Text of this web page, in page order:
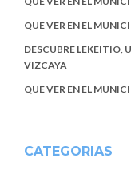
QUE VER EN EL
DESCUBRE LEKEITIO,
VIZCAYA
QUE VER EN EL
CATEGORIAS